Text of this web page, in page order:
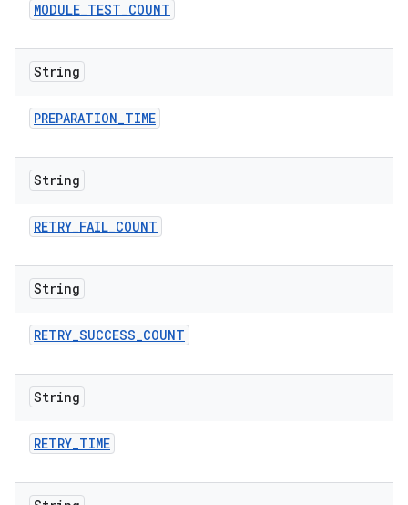
MODULE_TEST_COUNT
String
PREPARATION_TIME
String
RETRY_FAIL_COUNT
String
RETRY_SUCCESS_COUNT
String
RETRY_TIME